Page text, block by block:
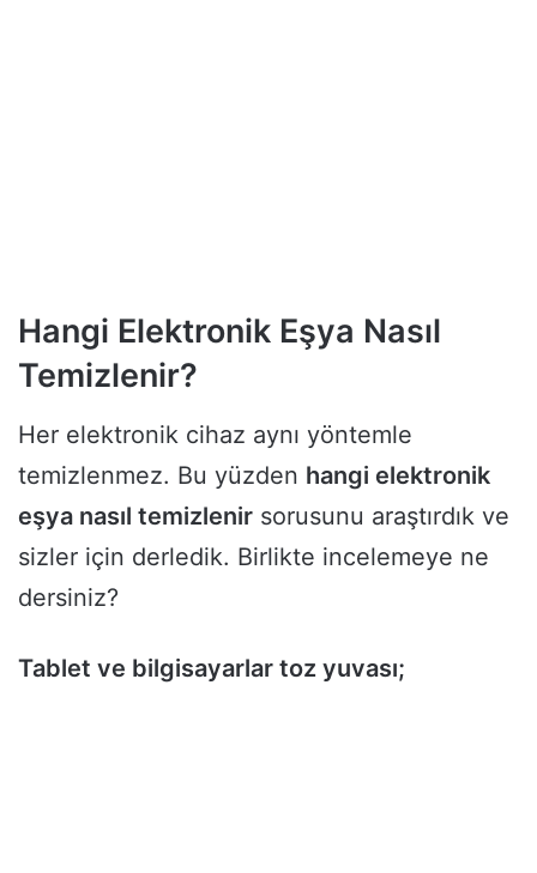
Hangi Elektronik Eşya Nasıl
Temizlenir?
Her elektronik cihaz aynı yöntemle
temizlenmez. Bu yüzden hangi elektronik
eşya nasıl temizlenir sorusunu araştırdık ve
sizler için derledik. Birlikte incelemeye ne
dersiniz?
Tablet ve bilgisayarlar toz yuvası;